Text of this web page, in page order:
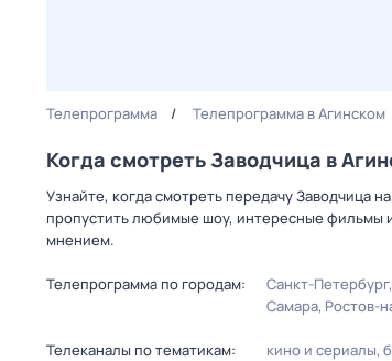
Телепрограмма Телепрограмма в Агинском
Когда смотреть Заводчица в
Узнайте, когда смотреть передачу Заводчица
пропустить любимые шоу, интересные фильмы
мнением.
Телепрограмма по городам: Санкт-Петербург
Самара Ростов-
Телеканалы по тематикам: кино и сериалы